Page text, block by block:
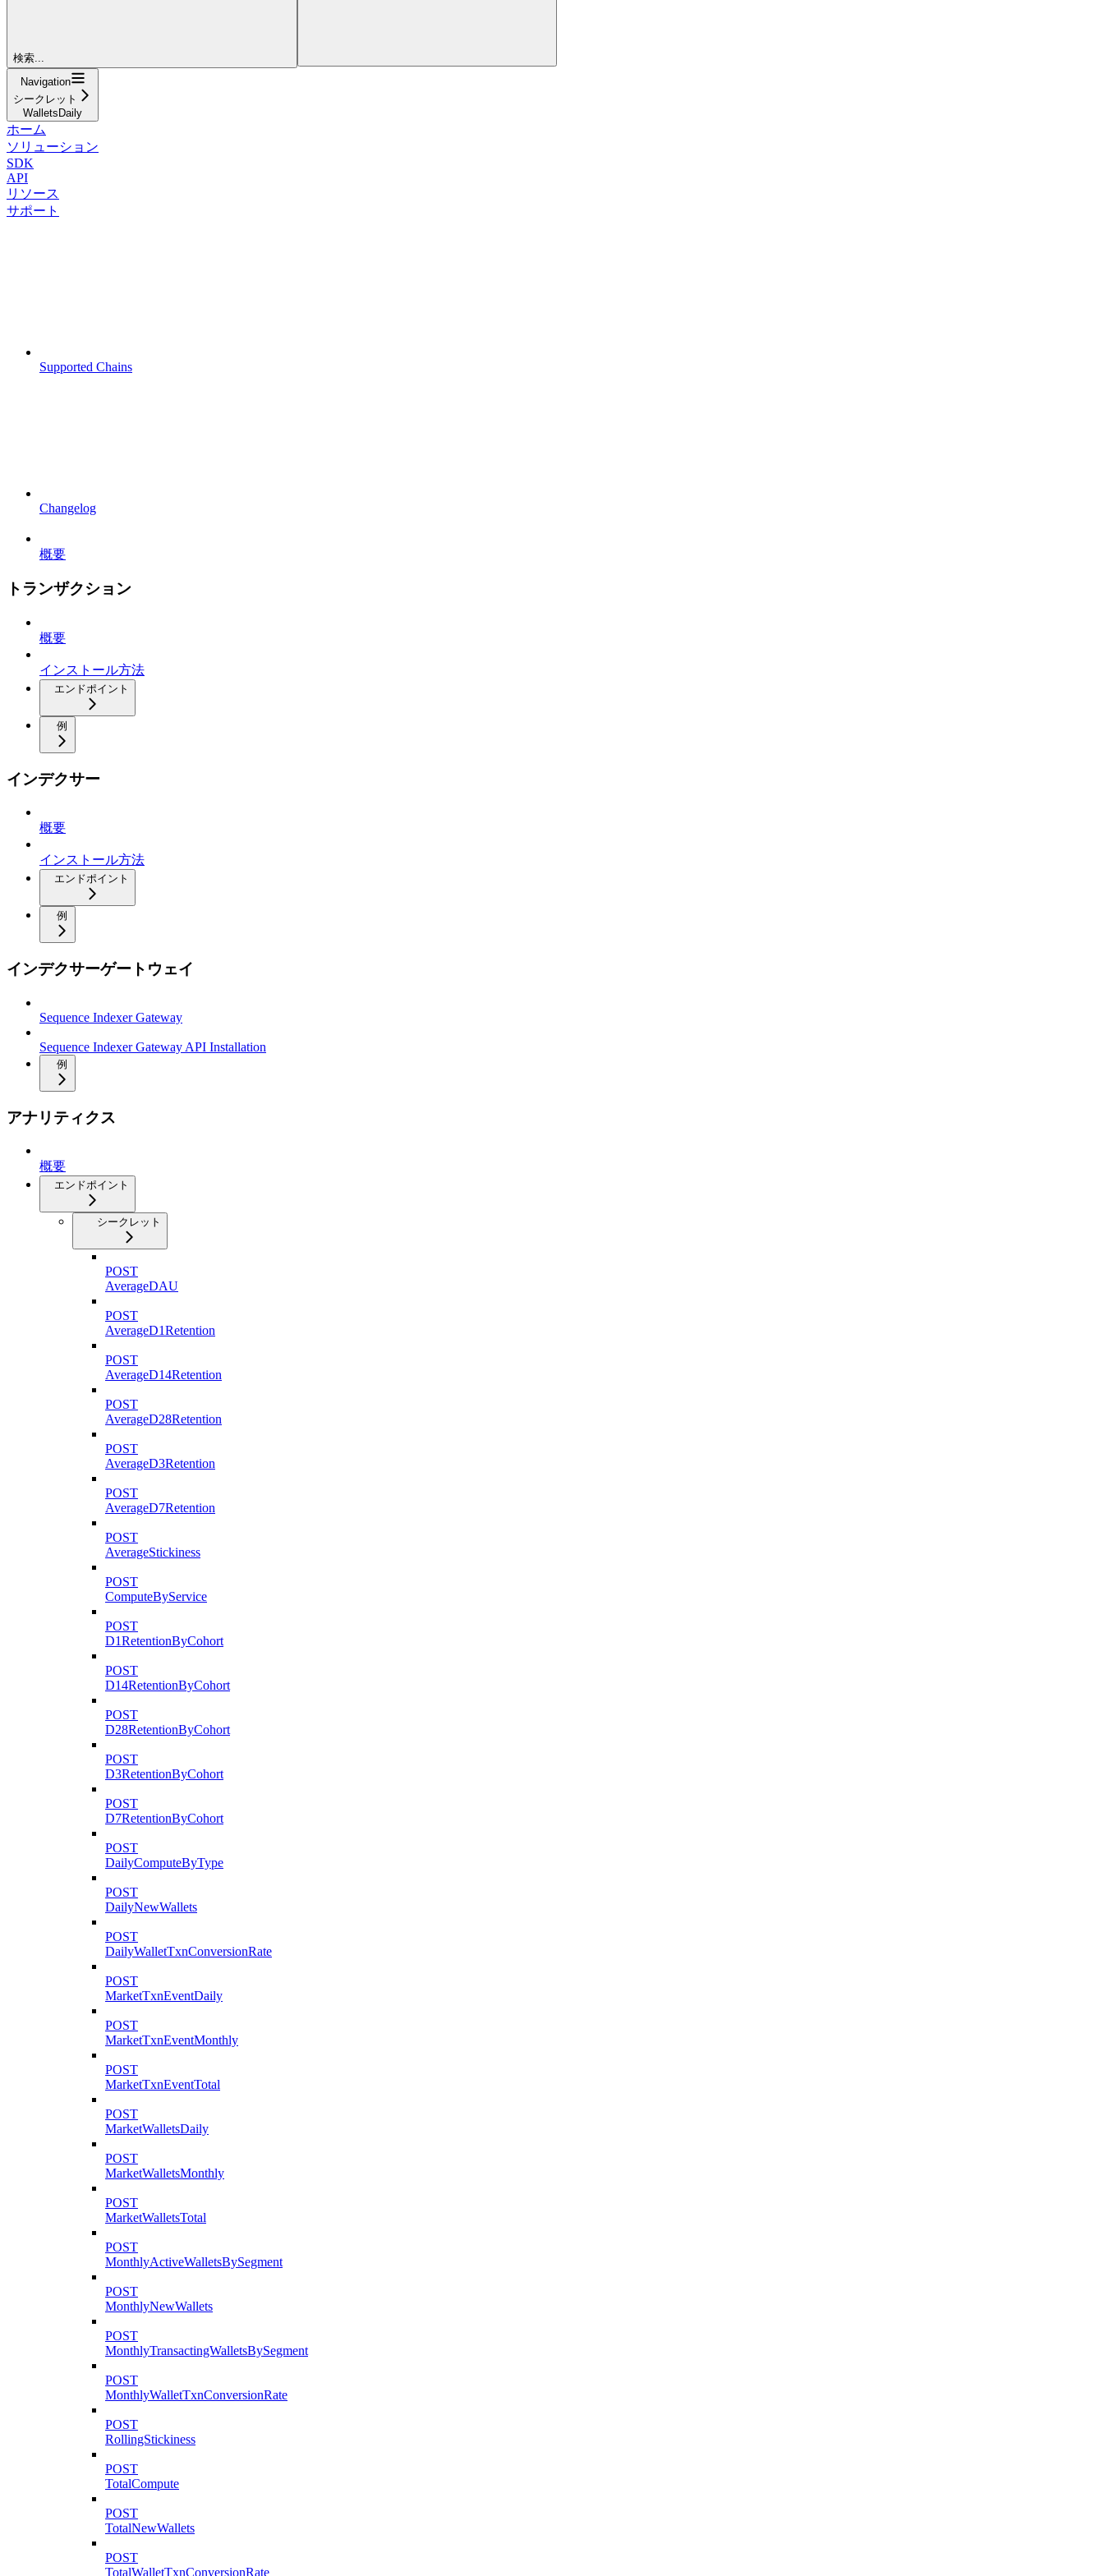
検索...
Navigation
シークレット
WalletsDaily
ホーム
ソリューション
SDK
API
リソース
サポート
Supported Chains
Changelog
概要
トランザクション
概要
インストール方法
エンドポイント
例
インデクサー
概要
インストール方法
エンドポイント
例
インデクサーゲートウェイ
Sequence Indexer Gateway
Sequence Indexer Gateway API Installation
例
アナリティクス
概要
エンドポイント
シークレット
POST
AverageDAU
POST
AverageD1Retention
POST
AverageD14Retention
POST
AverageD28Retention
POST
AverageD3Retention
POST
AverageD7Retention
POST
AverageStickiness
POST
ComputeByService
POST
D1RetentionByCohort
POST
D14RetentionByCohort
POST
D28RetentionByCohort
POST
D3RetentionByCohort
POST
D7RetentionByCohort
POST
DailyComputeByType
POST
DailyNewWallets
POST
DailyWalletTxnConversionRate
POST
MarketTxnEventDaily
POST
MarketTxnEventMonthly
POST
MarketTxnEventTotal
POST
MarketWalletsDaily
POST
MarketWalletsMonthly
POST
MarketWalletsTotal
POST
MonthlyActiveWalletsBySegment
POST
MonthlyNewWallets
POST
MonthlyTransactingWalletsBySegment
POST
MonthlyWalletTxnConversionRate
POST
RollingStickiness
POST
TotalCompute
POST
TotalNewWallets
POST
TotalWalletTxnConversionRate